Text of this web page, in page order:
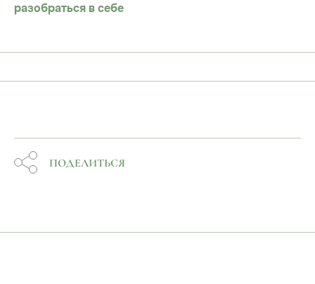
разобраться в себе
ПОДЕЛИТЬСЯ